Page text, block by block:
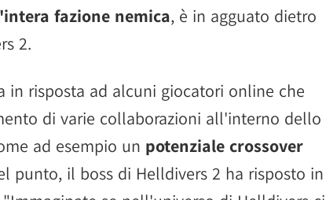
fazione nemica, è in agguato dietro
2.
in risposta ad alcuni giocatori online che
di varie collaborazioni all'interno dello
ad esempio un potenziale crossover
punto, il boss di Helldivers 2 ha risposto in